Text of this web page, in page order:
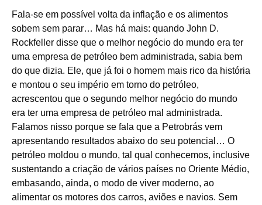
Fala-se em possível volta da inflação e os alimentos
sobem sem parar… Mas há mais: quando John D.
Rockfeller disse que o melhor negócio do mundo era ter
uma empresa de petróleo bem administrada, sabia bem
do que dizia. Ele, que já foi o homem mais rico da história
e montou o seu império em torno do petróleo,
acrescentou que o segundo melhor negócio do mundo
era ter uma empresa de petróleo mal administrada.
Falamos nisso porque se fala que a Petrobrás vem
apresentando resultados abaixo do seu potencial… O
petróleo moldou o mundo, tal qual conhecemos, inclusive
sustentando a criação de vários países no Oriente Médio,
embasando, ainda, o modo de viver moderno, ao
alimentar os motores dos carros, aviões e navios. Sem